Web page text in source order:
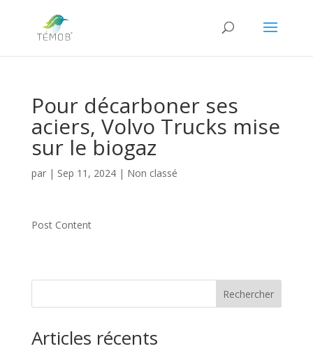
Pour décarboner ses
aciers, Volvo Trucks mise
sur le biogaz
par | Sep 11, 2024| Non classé
Post Content
Rechercher
Articles récents